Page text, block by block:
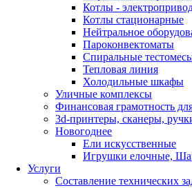
Котлы -
Котлы стационарные
Нейтральное
Пароконвектоматы
Спиральные
Тепловая линия
Холодильные шкафы
Уличные комплексы
Финансовая грамотность
3d-принтеры, сканеры,
Новогоднее
Ели искусственные
Игрушки елочные,
Услуги
Составление технических